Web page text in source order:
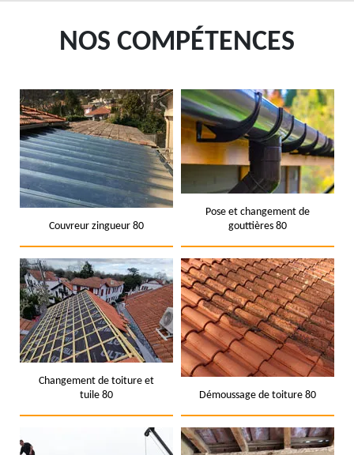
NOS COMPÉTENCES
Couvreur zingueur 80
Pose et changement de
gouttières 80
Changement de toiture et
tuile 80
Démoussage de toiture 80